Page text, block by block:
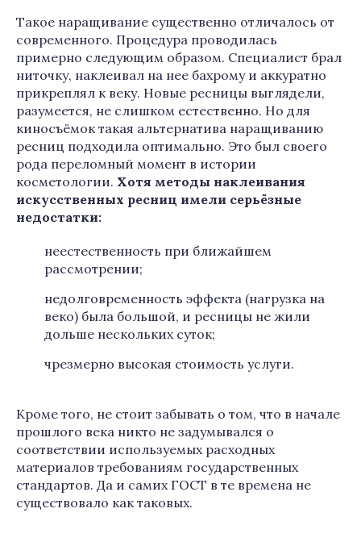
Такое наращивание существенно отличалось от
современного. Процедура проводилась
примерно следующим образом. Специалист брал
ниточку, наклеивал на нее бахрому и аккуратно
прикреплял к веку. Новые ресницы выглядели,
разумеется, не слишком естественно. Но для
киносъёмок такая альтернатива наращиванию
ресниц подходила оптимально. Это был своего
рода переломный момент в истории
косметологии. Хотя методы наклеивания
искусственных ресниц имели серьёзные
недостатки:
неестественность при ближайшем
рассмотрении;
недолговременность эффекта (нагрузка на
веко) была большой, и ресницы не жили
дольше нескольких суток;
чрезмерно высокая стоимость услуги.
Кроме того, не стоит забывать о том, что в начале
прошлого века никто не задумывался о
соответствии используемых расходных
материалов требованиям государственных
стандартов. Да и самих ГОСТ в те времена не
существовало как таковых.